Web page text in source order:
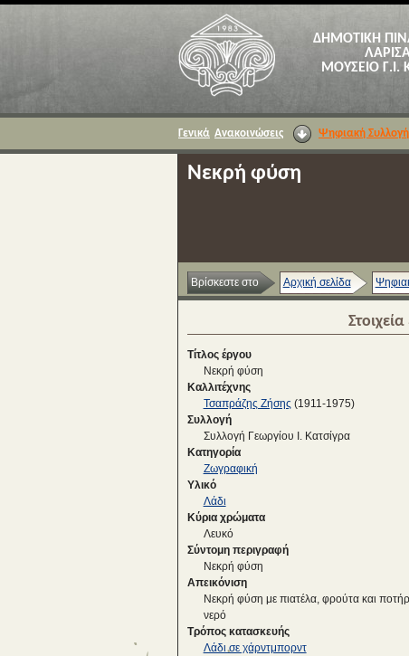
ΔΗΜΟΤΙΚΗ
ΜΟΥΣΕΙΟ Γ.Ι.
Γενικά Ανακοινώσεις Ψηφιακή Συλλογή
Νεκρή φύση
Βρίσκεστε στο Αρχική σελίδα
Τίτλος έργου
Νεκρή φύση
Καλλιτέχνης
Τσαπράζης Ζήσης (1911-1975)
Συλλογή
Συλλογή Γεωργίου Ι. Κατσίγρα
Κατηγορία
Ζωγραφική
Υλικό
Λάδι
Κύρια χρώματα
Λευκό
Σύντομη περιγραφή
Νεκρή φύση
Απεικόνιση
Νεκρή φύση με πιατέλα, φρούτα και
νερό
Τρόπος κατασκευής
Λάδι σε χάρντμπορντ